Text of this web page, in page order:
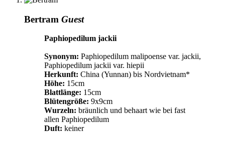
Bertram Guest
Paphiopedilum jackii
Synonym: Paphiopedilum malipoense var. jackii,
Paphiopedilum jackii var. hiepii
Herkunft: China (Yunnan) bis Nordvietnam*
Höhe: 15cm
Blattlänge: 15cm
Blütengröße: 9x9cm
Wurzeln: bräunlich und behaart wie bei fast
allen Paphiopedilum
Duft: keiner